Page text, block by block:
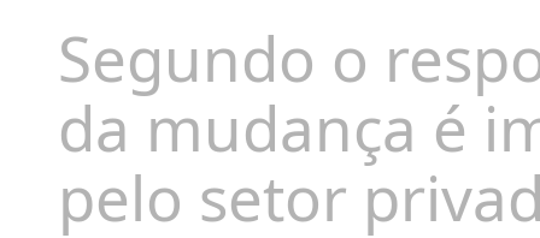
Segundo o
da mudança é
pelo setor